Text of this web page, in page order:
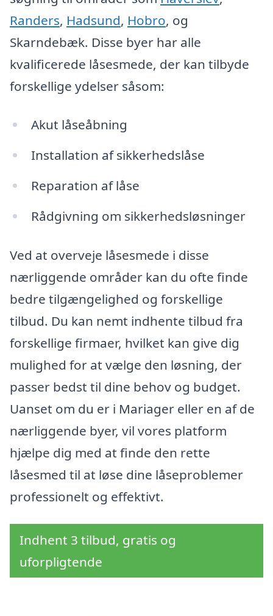
Randers, Hadsund, Hobro, og
Skarndebæk. Disse byer har alle
kvalificerede låsesmede, der kan tilbyde
forskellige ydelser såsom:
Akut låseåbning
Installation af sikkerhedslåse
Reparation af låse
Rådgivning om sikkerhedsløsninger
Ved at overveje låsesmede i disse
nærliggende områder kan du ofte finde
bedre tilgængelighed og forskellige
tilbud. Du kan nemt indhente tilbud fra
forskellige firmaer, hvilket kan give dig
mulighed for at vælge den løsning, der
passer bedst til dine behov og budget.
Uanset om du er i Mariager eller en af de
nærliggende byer, vil vores platform
hjælpe dig med at finde den rette
låsesmed til at løse dine låseproblemer
professionelt og effektivt.
Indhent 3 tilbud, gratis og
uforpligtende